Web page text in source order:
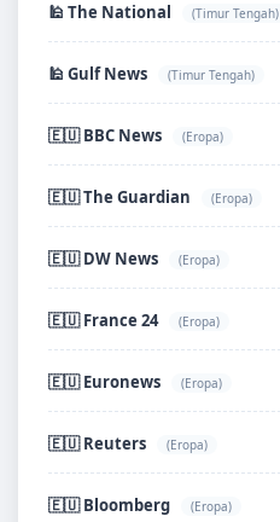
🕌 The National (Timur Tengah)
🕌 Gulf News (Timur Tengah)
🇪🇺 BBC News (Eropa)
🇪🇺 The Guardian (Eropa)
🇪🇺 DW News (Eropa)
🇪🇺 France 24 (Eropa)
🇪🇺 Euronews (Eropa)
🇪🇺 Reuters (Eropa)
🇪🇺 Bloomberg (Eropa)